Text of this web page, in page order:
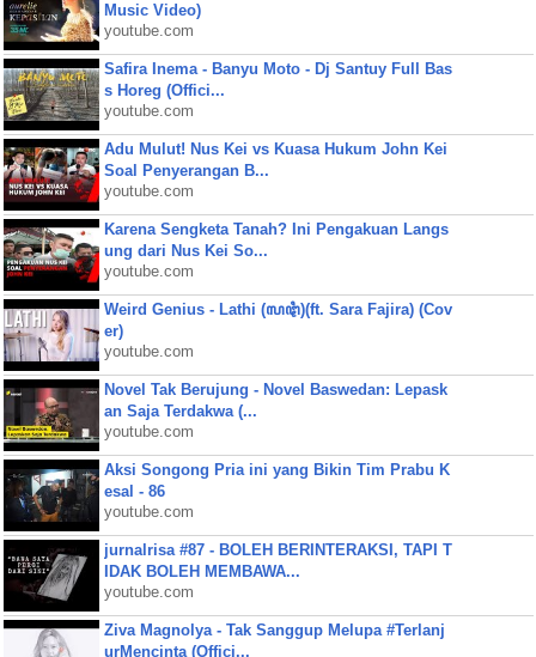
Music Video)
youtube.com
Safira Inema - Banyu Moto - Dj Santuy Full Bas
s Horeg (Offici...
youtube.com
Adu Mulut! Nus Kei vs Kuasa Hukum John Kei
Soal Penyerangan B...
youtube.com
Karena Sengketa Tanah? Ini Pengakuan Langs
ung dari Nus Kei So...
youtube.com
Weird Genius - Lathi (ꦭꦛꦶ)(ft. Sara Fajira) (Cov
er)
youtube.com
Novel Tak Berujung - Novel Baswedan: Lepask
an Saja Terdakwa (...
youtube.com
Aksi Songong Pria ini yang Bikin Tim Prabu K
esal - 86
youtube.com
jurnalrisa #87 - BOLEH BERINTERAKSI, TAPI T
IDAK BOLEH MEMBAWA...
youtube.com
Ziva Magnolya - Tak Sanggup Melupa #Terlanj
urMencinta (Offici...